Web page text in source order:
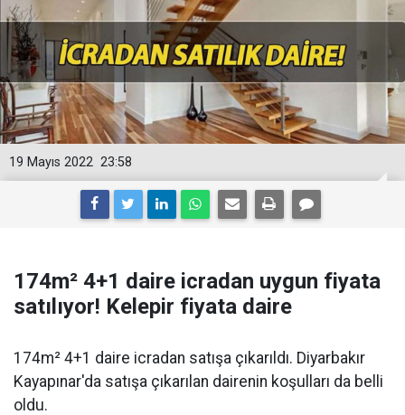
23:58
19 Mayıs 2022
174m² 4+1 daire icradan uygun fiyata
satılıyor! Kelepir fiyata daire
174m² 4+1 daire icradan satışa çıkarıldı. Diyarbakır
Kayapınar'da satışa çıkarılan dairenin koşulları da belli
oldu.